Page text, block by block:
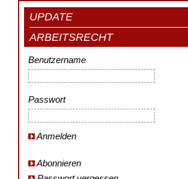
UPDATE
ARBEITSRECHT
Benutzername
Passwort
Anmelden
Abonnieren